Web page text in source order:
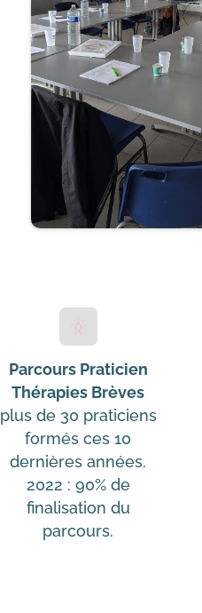
Parcours Praticien
Thérapies Brèves
plus de 30 praticiens
formés ces 10
dernières années.
2022 : 90% de
finalisation du
parcours.